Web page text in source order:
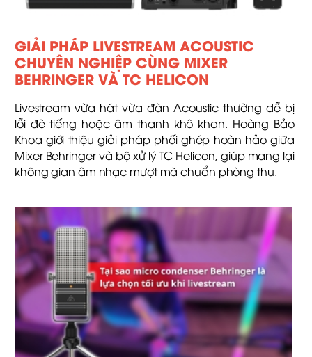
GIẢI PHÁP LIVESTREAM ACOUSTIC
CHUYÊN NGHIỆP CÙNG MIXER
BEHRINGER VÀ TC HELICON
Livestream vừa hát vừa đàn Acoustic thường dễ bị
lỗi đè tiếng hoặc âm thanh khô khan. Hoàng Bảo
Khoa giới thiệu giải pháp phối ghép hoàn hảo giữa
Mixer Behringer và bộ xử lý TC Helicon, giúp mang lại
không gian âm nhạc mượt mà chuẩn phòng thu.